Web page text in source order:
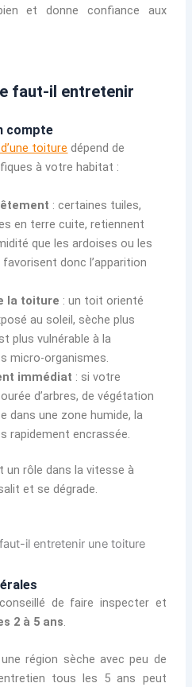
et donne confiance aux
faut-il entretenir
compte
toiture dépend de
à votre habitat :
: certaines tuiles,
en terre cuite, retiennent
que les ardoises ou les
donc l’apparition
la toiture : un toit orienté
au soleil, sèche plus
plus vulnérable à la
micro-organismes.
immédiat : si votre
d’arbres, de végétation
dans une zone humide, la
rapidement encrassée.
rôle dans la vitesse à
et se dégrade.
de faire inspecter et
2 à 5 ans.
région sèche avec peu de
tous les 5 ans peut